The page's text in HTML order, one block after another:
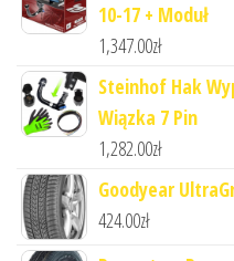
10-17 + Moduł
1,347.00zł
Steinhof Hak
Wiązka 7 Pin
1,282.00zł
Goodyear
424.00zł